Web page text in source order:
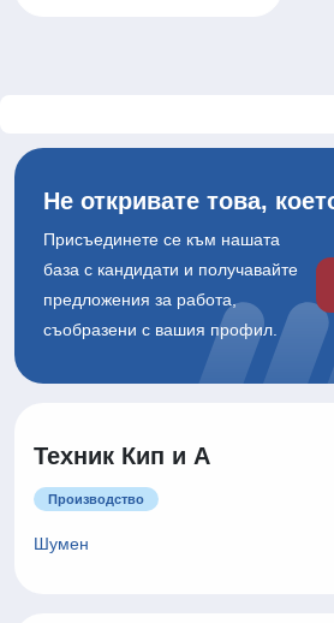
Не откривате това,
Присъединете се към нашата
база с кандидати и получавайте
предложения за работа,
съобразени с вашия профил.
Техник Кип и А
Производство
Шумен